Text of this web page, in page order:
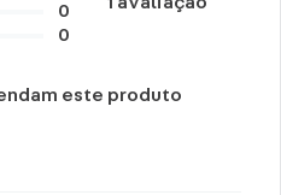
de uso:
fria.
0
0
este produto